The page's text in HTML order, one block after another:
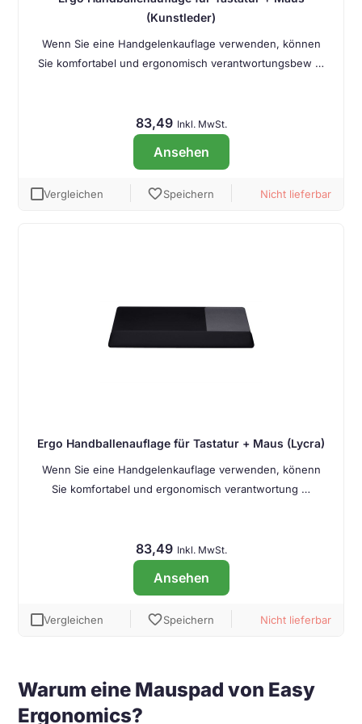
(Kunstleder)
Wenn Sie eine Handgelenkauflage verwenden, können
Sie komfortabel und ergonomisch verantwortungsbew …
83,49 Inkl. MwSt.
Ansehen
Vergleichen favoriteSpeichern Nicht lieferbar
Ergo Handballenauflage für Tastatur + Maus (Lycra)
Wenn Sie eine Handgelenkauflage verwenden, könenn
Sie komfortabel und ergonomisch verantwortung …
83,49 Inkl. MwSt.
Ansehen
Vergleichen favoriteSpeichern Nicht lieferbar
Warum eine Mauspad von Easy
Ergonomics?